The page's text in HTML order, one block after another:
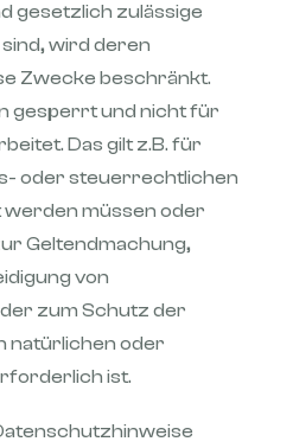
gesetzlich zulässige
wird deren
Zwecke beschränkt.
gesperrt und nicht für
Das gilt z.B. für
oder steuerrechtlichen
müssen oder
Geltendmachung,
von
zum Schutz der
natürlichen oder
ist.